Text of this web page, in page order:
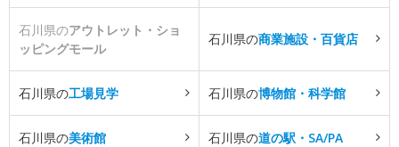
石川県のアウトレット・ショ
ッピングモール
石川県の商業施設・百貨店
石川県の工場見学 石川県の博物館・科学館
石川県の美術館 石川県の道の駅・SA/PA